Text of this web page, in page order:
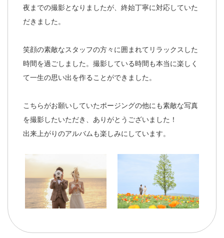
夜までの撮影となりましたが、終始丁寧に対応していた
だきました。
笑顔の素敵なスタッフの方々に囲まれてリラックスした
時間を過ごしました。撮影している時間も本当に楽しく
て一生の思い出を作ることができました。
こちらがお願いしていたポージングの他にも素敵な写真
を撮影したいただき、ありがとうございました！
出来上がりのアルバムも楽しみにしています。